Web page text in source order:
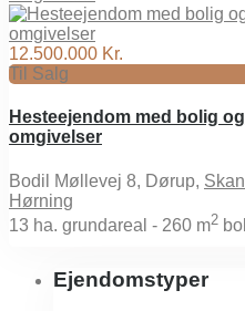
12.500.000 Kr.
Til Salg
Hesteejendom med bolig
omgivelser
Bodil Møllevej 8, Dørup,
Hørning
13 ha. grundareal - 260 m2
Ejendomstyper